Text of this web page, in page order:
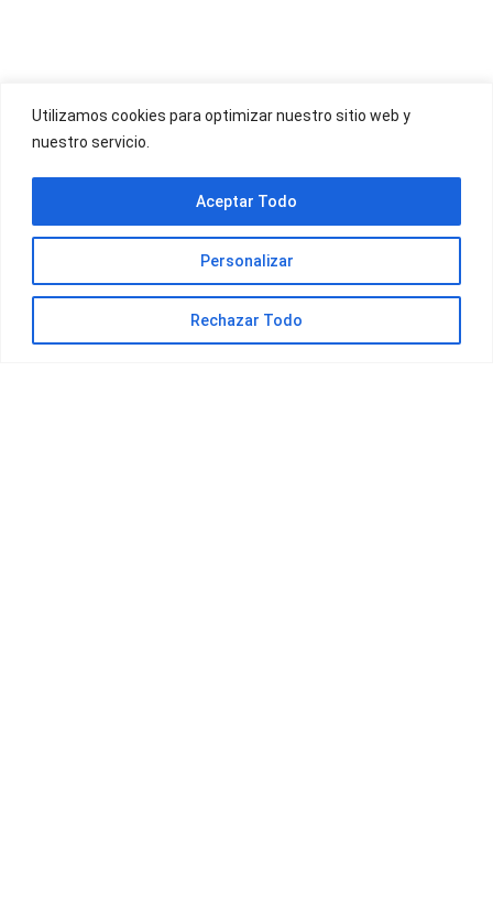
Utilizamos cookies para optimizar nuestro sitio web y
nuestro servicio.
Personalizar
Rechazar Todo
Aceptar Todo
OFERTAS JAZZTEL